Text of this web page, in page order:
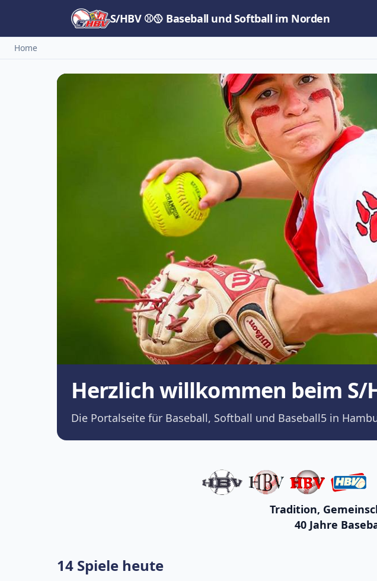
S/HBV ⚾🥎 Baseball und Softball im Norden
Home
Herzlich willkommen beim S/
Die Portalseite für Baseball, Softball und Baseball5 in
Tradition,
40 Jahre
14 Spiele heute